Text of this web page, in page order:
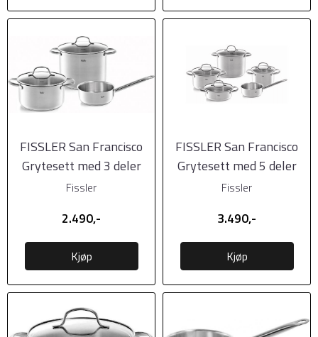
FISSLER San Francisco
Grytesett med 3 deler
Fissler
2.490,-
Kjøp
FISSLER San Francisco
Grytesett med 5 deler
Fissler
3.490,-
Kjøp